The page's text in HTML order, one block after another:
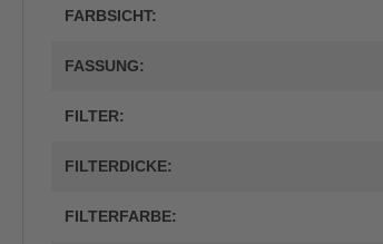
FARBSICHT:
FASSUNG:
FILTER:
FILTERDICKE:
FILTERFARBE: